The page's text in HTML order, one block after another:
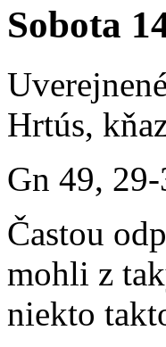
Sobota
Hrtús,
Gn 49,
Častou
mohli z
niekto